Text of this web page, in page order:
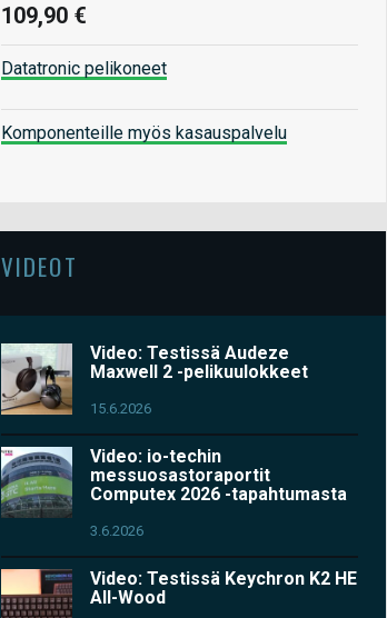
109,90 €
Datatronic pelikoneet
Komponenteille myös kasauspalvelu
VIDEOT
Video: Testissä Audeze
Maxwell 2 -pelikuulokkeet
15.6.2026
Video: io-techin
messuosastoraportit
Computex 2026 -tapahtumasta
3.6.2026
Video: Testissä Keychron K2 HE
All-Wood